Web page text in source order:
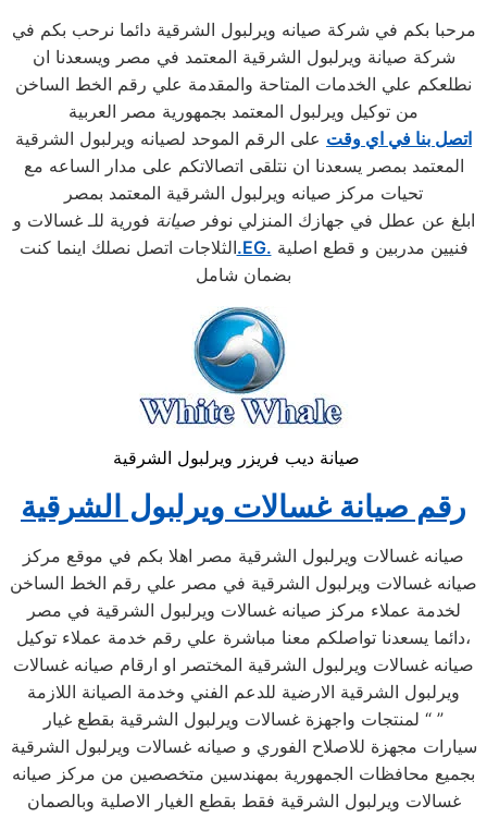
مرحبا بكم في شركة صيانه ويرلبول الشرقية دائما نرحب بكم في
شركة صيانة ويرلبول الشرقية المعتمد في مصر ويسعدنا ان
نطلعكم علي الخدمات المتاحة والمقدمة علي رقم الخط الساخن
من توكيل ويرلبول المعتمد بجمهورية مصر العربية
اتصل بنا في اي وقت على الرقم الموحد لصيانه ويرلبول الشرقية
المعتمد بمصر يسعدنا ان نتلقى اتصالاتكم على مدار الساعه مع
تحيات مركز صيانه ويرلبول الشرقية المعتمد بمصر
ابلغ عن عطل في جهازك المنزلي نوفرصيانة فورية للـ غسالات و
الثلاجات اتصل نصلك اينما كنت.EG.
بضمان شامل
صيانة ديب فريزر ويرلبول الشرقية
رقم صيانة غسالات ويرلبول الشرقية
صيانه غسالات ويرلبول الشرقية مصر اهلا بكم في موقع مركز
صيانه غسالات ويرلبول الشرقية في مصر علي رقم الخط الساخن
لخدمة عملاء مركز صيانه غسالات ويرلبول الشرقية في مصر
،دائما يسعدنا تواصلكم معنا مباشرة علي رقم خدمة عملاء توكيل
صيانه غسالات ويرلبول الشرقية المختصر او ارقام صيانه غسالات
ويرلبول الشرقية الارضية للدعم الفني وخدمة الصيانة اللازمة
لمنتجات واجهزة غسالات ويرلبول الشرقية بقطع غيار “ ”
سيارات مجهزة للاصلاح الفوري و صيانه غسالات ويرلبول الشرقية
بجميع محافظات الجمهورية بمهندسين متخصصين من مركز صيانه
غسالات ويرلبول الشرقية فقط بقطع الغيار الاصلية وبالصمان